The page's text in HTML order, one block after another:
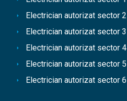
Electrician autorizat sector 2
Electrician autorizat sector 3
Electrician autorizat sector 4
Electrician autorizat sector 5
Electrician autorizat sector 6